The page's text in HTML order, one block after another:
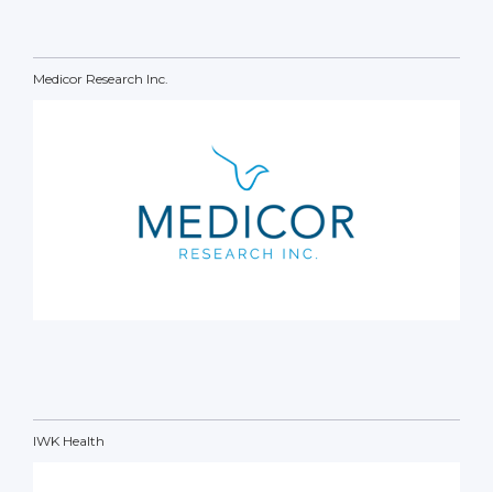
Medicor Research Inc.
IWK Health